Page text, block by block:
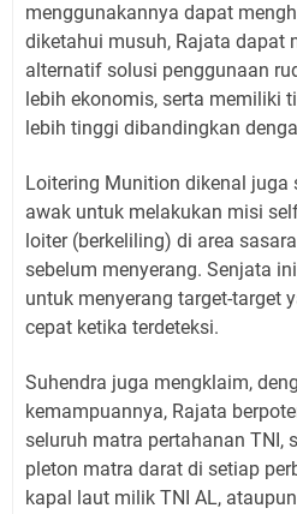
menggunakannya dapat
diketahui musuh, Rajata dapat
alternatif solusi penggunaan
lebih ekonomis, serta memiliki
lebih tinggi dibandingkan
Loitering Munition dikenal juga
awak untuk melakukan misi
loiter (berkeliling) di area
sebelum menyerang. Senjata
untuk menyerang target-target
cepat ketika terdeteksi.
Suhendra juga mengklaim,
kemampuannya, Rajata
seluruh matra pertahanan TNI,
pleton matra darat di setiap
kapal laut milik TNI AL,